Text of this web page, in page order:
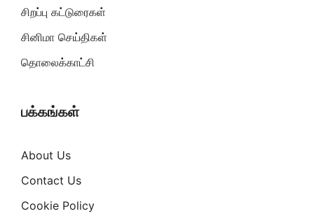
சிறப்பு கட்டுரைகள்
சினிமா செய்திகள்
தொலைக்காட்சி
பக்கங்கள்
About Us
Contact Us
Cookie Policy